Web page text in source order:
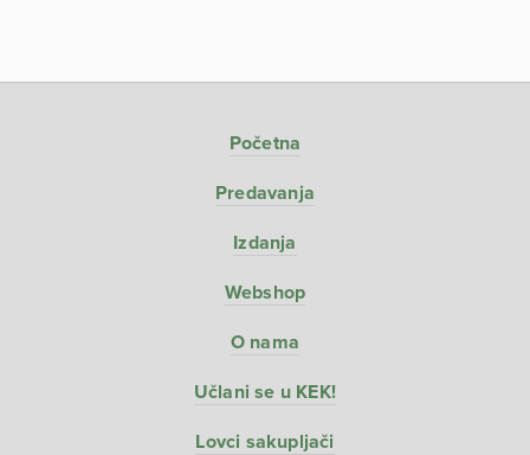
Početna
Predavanja
Izdanja
Webshop
O nama
Učlani se u KEK!
Lovci sakupljači